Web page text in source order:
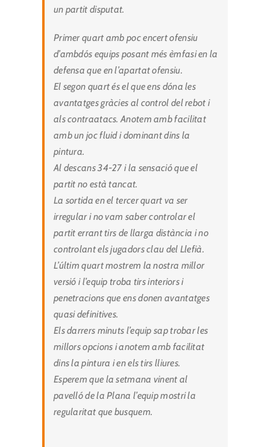
un partit disputat.
Primer quart amb poc encert ofensiu
d’ambdós equips posant més èmfasi en la
defensa que en l’apartat ofensiu.
El segon quart és el que ens dóna les
avantatges gràcies al control del rebot i
als contraatacs. Anotem amb facilitat
amb un joc fluid i dominant dins la
pintura.
Al descans 34-27 i la sensació que el
partit no està tancat.
La sortida en el tercer quart va ser
irregular i no vam saber controlar el
partit errant tirs de llarga distància i no
controlant els jugadors clau del Llefià.
L’últim quart mostrem la nostra millor
versió i l’equip troba tirs interiors i
penetracions que ens donen avantatges
quasi definitives.
Els darrers minuts l’equip sap trobar les
millors opcions i anotem amb facilitat
dins la pintura i en els tirs lliures.
Esperem que la setmana vinent al
pavelló de la Plana l’equip mostri la
regularitat que busquem.